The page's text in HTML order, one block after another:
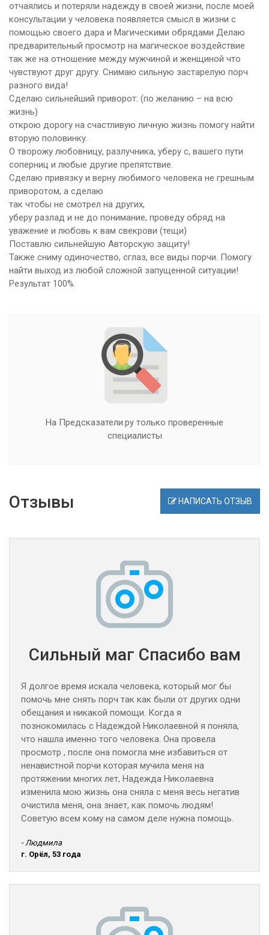
отчаялись и потеряли надежду в своей жизни, после моей
консультации у человека появляется смысл в жизни с
помощью своего дара и Магическими обрядами Делаю
предварительный просмотр на магическое воздействие
так же на отношение между мужчиной и женщиной что
чувствуют друг другу. Снимаю сильную застарелую порч
разного вида!
Сделаю сильнейший приворот: (по желанию – на всю
жизнь)
открою дорогу на счастливую личную жизнь помогу найти
вторую половинку.
О творожу любовницу, разлучника, уберу с, вашего пути
соперниц и любые другие препятствие.
Сделаю привязку и верну любимого человека не грешным
приворотом, а сделаю
так чтобы не смотрел на других,
уберу разлад и не до понимание, проведу обряд на
уважение и любовь к вам свекрови (тещи)
Поставлю сильнейшую Авторскую защиту!
Также сниму одиночество, сглаз, все виды порчи. Помогу
найти выход из любой сложной запущенной ситуации!
Результат 100%.
На Предсказатели.ру только проверенные
специалисты
Отзывы НАПИСАТЬ ОТЗЫВ
Сильный маг Спасибо вам
Я долгое время искала человека, который мог бы
помочь мне снять порч так как были от других одни
обещания и никакой помощи. Когда я
познокомилась с Надеждой Николаевной я поняла,
что нашла именно того человека. Она провела
просмотр , после она помогла мне избавиться от
ненавистной порчи которая мучила меня на
протяжении многих лет, Надежда Николаевна
изменила мою жизнь она сняла с меня весь негатив
очистила меня, она знает, как помочь людям!
Советую всем кому на самом деле нужна помощь.
- Людмила
г. Орёл, 53 года